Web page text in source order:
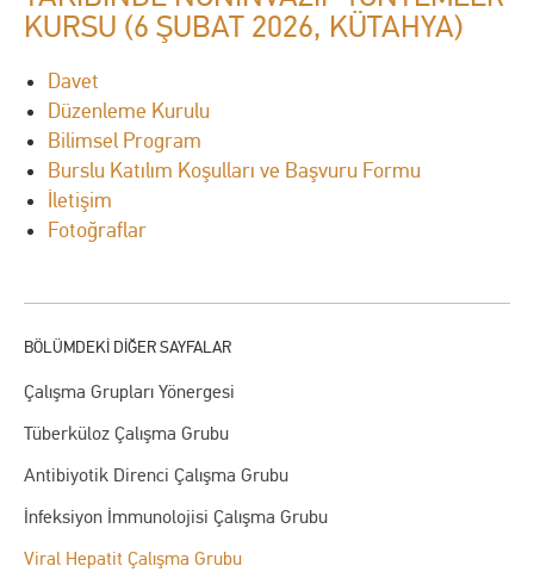
Çalışma Grupları Yönergesi
Tüberküloz Çalışma Grubu
Antibiyotik Direnci Çalışma Grubu
İnfeksiyon İmmunolojisi Çalışma Grubu
Viral Hepatit Çalışma Grubu
KURSU (6 ŞUBAT 2026, KÜTAHYA)
Davet
Düzenleme Kurulu
Bilimsel Program
Burslu Katılım Koşulları ve Başvuru Formu
İletişim
Fotoğraflar